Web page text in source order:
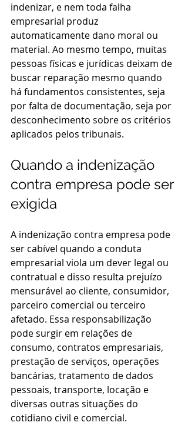
indenizar, e nem toda falha
empresarial produz
automaticamente dano moral ou
material. Ao mesmo tempo, muitas
pessoas físicas e jurídicas deixam de
buscar reparação mesmo quando
há fundamentos consistentes, seja
por falta de documentação, seja por
desconhecimento sobre os critérios
aplicados pelos tribunais.
Quando a indenização
contra empresa pode ser
exigida
A indenização contra empresa pode
ser cabível quando a conduta
empresarial viola um dever legal ou
contratual e disso resulta prejuízo
mensurável ao cliente, consumidor,
parceiro comercial ou terceiro
afetado. Essa responsabilização
pode surgir em relações de
consumo, contratos empresariais,
prestação de serviços, operações
bancárias, tratamento de dados
pessoais, transporte, locação e
diversas outras situações do
cotidiano civil e comercial.